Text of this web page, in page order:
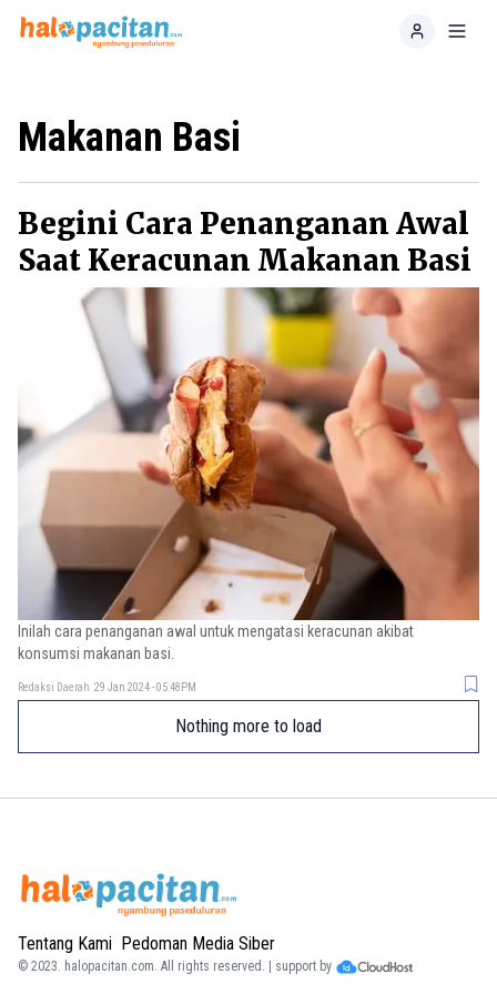
Home
Makanan Basi
Begini Cara Penanganan Awal
Saat Keracunan Makanan Basi
Inilah cara penanganan awal untuk mengatasi keracunan akibat
konsumsi makanan basi.
Redaksi Daerah 29 Jan 2024 - 05:48PM
Nothing more to load
Tentang Kami Pedoman Media Siber
© 2023. halopacitan.com. All rights reserved. | support by